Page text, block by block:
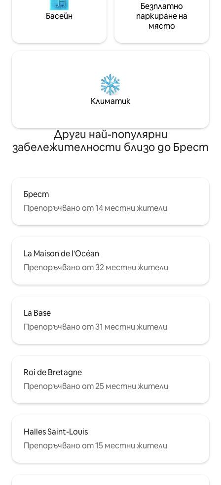
Басейн
Безплатно
паркиране на
място
Климатик
Други най-популярни
забележителности близо до Брест
Брест
Препоръчвано от 14 местни жители
La Maison de l'Océan
Препоръчвано от 32 местни жители
La Base
Препоръчвано от 31 местни жители
Roi de Bretagne
Препоръчвано от 25 местни жители
Halles Saint-Louis
Препоръчвано от 15 местни жители